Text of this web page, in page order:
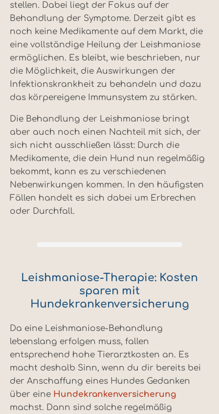
stellen. Dabei liegt der Fokus auf der
Behandlung der Symptome. Derzeit gibt es
noch keine Medikamente auf dem Markt, die
eine vollständige Heilung der Leishmaniose
ermöglichen. Es bleibt, wie beschrieben, nur
die Möglichkeit, die Auswirkungen der
Infektionskrankheit zu behandeln und dazu
das körpereigene Immunsystem zu stärken.
Die Behandlung der Leishmaniose bringt
aber auch noch einen Nachteil mit sich, der
sich nicht ausschließen lässt: Durch die
Medikamente, die dein Hund nun regelmäßig
bekommt, kann es zu verschiedenen
Nebenwirkungen kommen. In den häufigsten
Fällen handelt es sich dabei um Erbrechen
oder Durchfall.
Leishmaniose-Therapie: Kosten
sparen mit
Hundekrankenversicherung
Da eine Leishmaniose-Behandlung
lebenslang erfolgen muss, fallen
entsprechend hohe Tierarztkosten an. Es
macht deshalb Sinn, wenn du dir bereits bei
der Anschaffung eines Hundes Gedanken
über eine Hundekrankenversicherung
machst. Dann sind solche regelmäßig